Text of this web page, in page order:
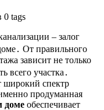
0 tags
– залог
От правильного
зависит не только
всего участка․
широкий спектр
продуманная
доме обеспечивает